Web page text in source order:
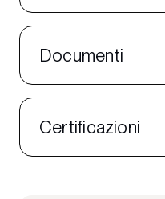
Documenti
Certificazioni